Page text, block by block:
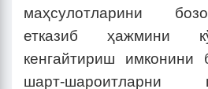
маҳсулотларини
етказиб ҳажмини
кенгайтириш имконини
шарт-шароитларни